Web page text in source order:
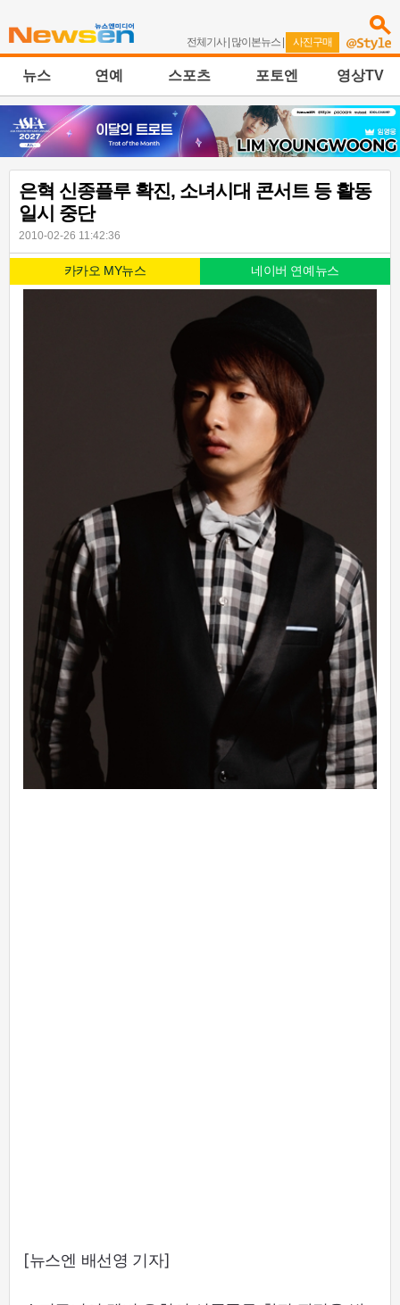
전체기사| 많이본뉴스 | 사진구매
뉴스 연예 스포츠 포토엔 영상TV
은혁 신종플루 확진, 소녀시대 콘서트 등 활동
일시 중단
2010-02-26 11:42:36
카카오 MY뉴스 네이버 연예뉴스
[뉴스엔 배선영 기자]